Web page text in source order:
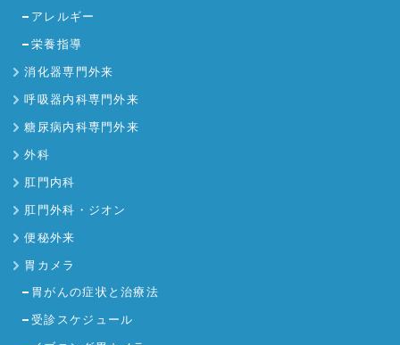
アレルギー
栄養指導
消化器専門外来
呼吸器内科専門外来
糖尿病内科専門外来
外科
肛門内科
肛門外科・ジオン
便秘外来
胃カメラ
胃がんの症状と治療法
受診スケジュール